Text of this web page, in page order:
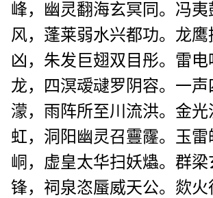
峰，幽灵翻海玄冥同。冯夷
风，蓬莱弱水兴都功。龙鹰
凶，朱发巨翅双目彤。雷电
龙，四溟叆叇罗阴容。一声
濛，雨阵所至川流洪。金光
虹，洞阳幽灵召靊霳。玉雷
峒，虚皇太华扫妖爞。群梁
锋，祠泉恣蜃威天公。欻火